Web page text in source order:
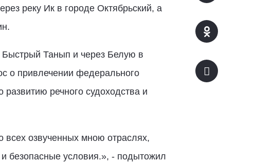
реку Ик в городе Октябрьский, а
Быстрый Танып и через Белую в
о привлечении федерального
речного судоходства и
озвученных мною отраслях,
безопасные условия.», ­- подытожил